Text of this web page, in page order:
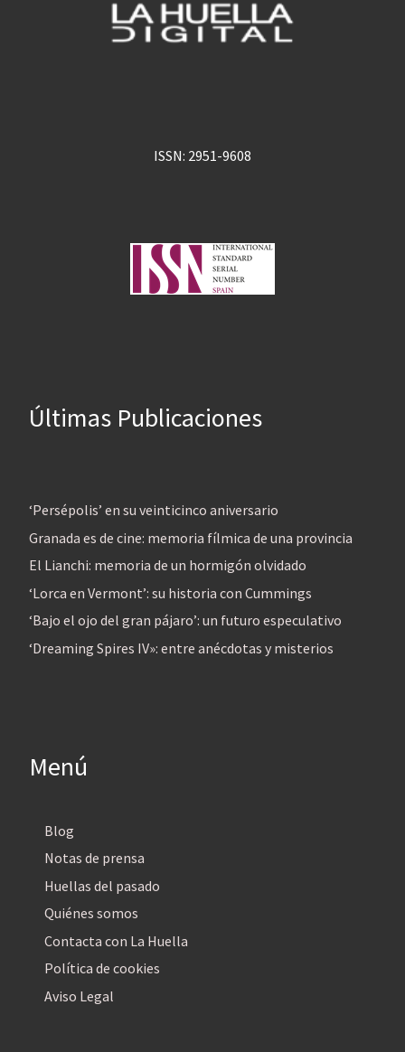
ISSN: 2951-9608
Últimas Publicaciones
‘Persépolis’ en su veinticinco aniversario
Granada es de cine: memoria fílmica de una provincia
El Lianchi: memoria de un hormigón olvidado
‘Lorca en Vermont’: su historia con Cummings
‘Bajo el ojo del gran pájaro’: un futuro especulativo
‘Dreaming Spires IV»: entre anécdotas y misterios
Menú
Blog
Notas de prensa
Huellas del pasado
Quiénes somos
Contacta con La Huella
Política de cookies
Aviso Legal